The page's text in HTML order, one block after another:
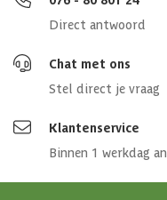
Direct antwoord
Chat met ons
Stel direct je vraag
Klantenservice
Binnen 1 werkdag